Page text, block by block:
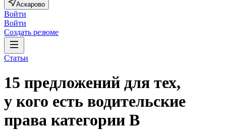
Аскарово
Войти
Войти
Создать резюме
Статьи
15 предложений для тех,
у кого есть водительские
права категории В